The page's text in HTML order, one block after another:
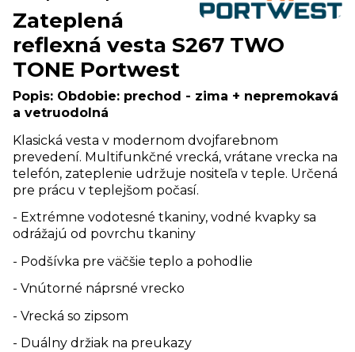
Zateplená
reflexná vesta S267 TWO
TONE Portwest
Popis: Obdobie: prechod - zima + nepremokavá
a vetruodolná
Klasická vesta v modernom dvojfarebnom
prevedení. Multifunkčné vrecká, vrátane vrecka na
telefón, zateplenie udržuje nositeľa v teple. Určená
pre prácu v teplejšom počasí.
- Extrémne vodotesné tkaniny, vodné kvapky sa
odrážajú od povrchu tkaniny
- Podšívka pre väčšie teplo a pohodlie
- Vnútorné náprsné vrecko
- Vrecká so zipsom
- Duálny držiak na preukazy